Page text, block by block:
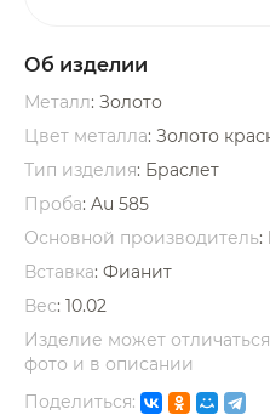
Об изделии
Металл: Золото
Цвет металла: Золото
Тип изделия: Браслет
Проба: Au 585
Основной производитель:
Вставка: Фианит
Вес: 10.02
Изделие может
фото и в описании
Поделиться: